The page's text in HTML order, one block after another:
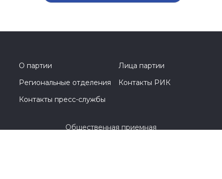
О партии
Лица партии
Региональные отделения
Контакты РИК
Контакты пресс-службы
Общественная приемная